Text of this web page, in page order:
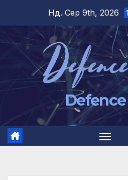
вмісту
Нд. Сер 9th, 2026